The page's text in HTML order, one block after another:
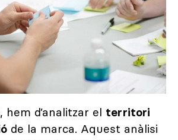
hem d’analitzar el territori
de la marca. Aquest anàlisi